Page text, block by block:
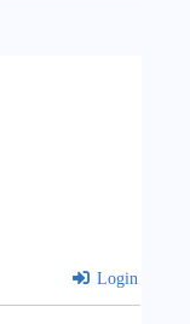
Login